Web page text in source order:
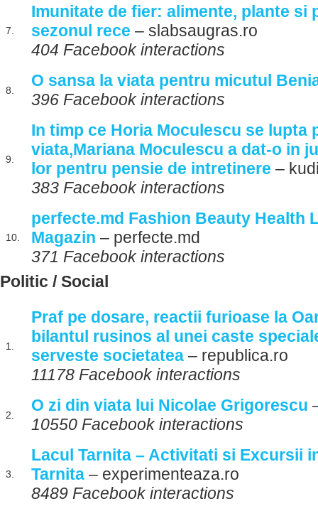
7.
Imunitate de fier: alimente, plante si
sezonul rece – slabsaugras.ro
404 Facebook interactions
8.
O sansa la viata pentru micutul
396 Facebook interactions
9.
In timp ce Horia Moculescu se lupta
viata,Mariana Moculescu a dat-o in
lor pentru pensie de intretinere –
383 Facebook interactions
10.
perfecte.md Fashion Beauty Health
Magazin – perfecte.md
371 Facebook interactions
Politic / Social
1.
Praf pe dosare, reactii furioase la
bilantul rusinos al unei caste
serveste societatea – republica.ro
11178 Facebook interactions
2.
O zi din viata lui Nicolae Grigorescu
10550 Facebook interactions
3.
Lacul Tarnita – Activitati si Excursii
Tarnita – experimenteaza.ro
8489 Facebook interactions